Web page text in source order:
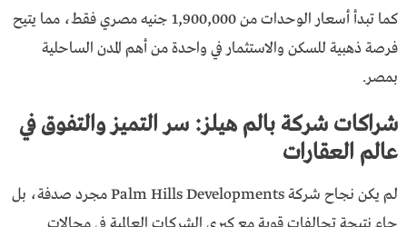
كما تبدأ أسعار الوحدات من 1,900,000 جنيه مصري فقط، مما يتيح
فرصة ذهبية للسكن والاستثمار في واحدة من أهم المدن الساحلية
بمصر.
شراكات شركة بالم هيلز: سر التميز والتفوق في
عالم العقارات
لم يكن نجاح شركة Palm Hills Developments مجرد صدفة، بل